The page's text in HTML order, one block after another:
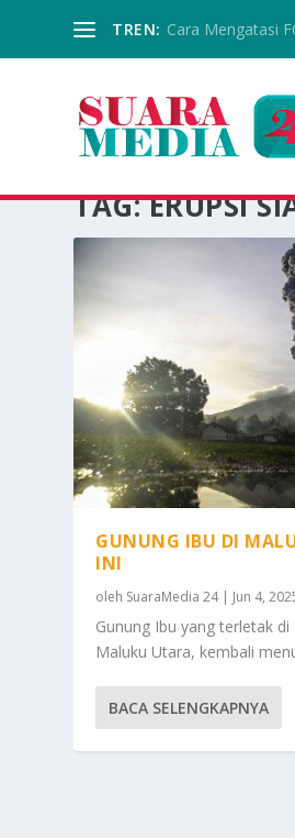
TREN: Cara Mengatasi
TAG:ERUPSI
GUNUNG IBU DI
INI
oleh SuaraMedia 24| Jun 4,
Gunung Ibu yang terletak
Maluku Utara, kembali
BACA SELENGKAPNYA